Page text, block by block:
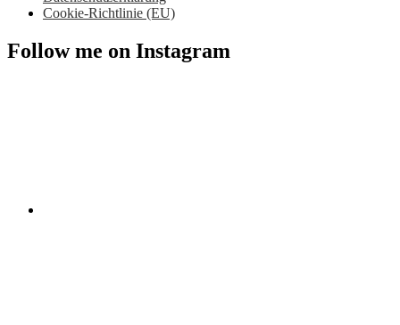
Cookie-Richtlinie (EU)
Follow me on Instagram